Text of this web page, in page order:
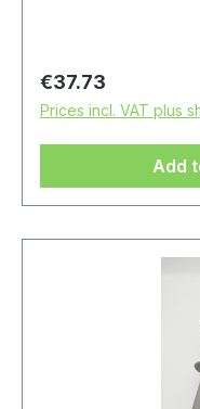
Regular price:
€37.73
Prices incl. VAT plus
Add